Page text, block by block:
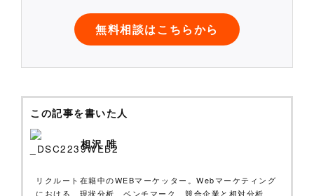
無料相談はこちらから
この記事を書いた人
相沢 唯
リクルート在籍中のWEBマーケッター。Webマーケティング
における、現状分析、ベンチマーク、競合企業と相対分析、